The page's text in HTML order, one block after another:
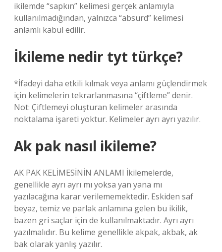
ikilemde “sapkın” kelimesi gerçek anlamıyla
kullanılmadığından, yalnızca “absurd” kelimesi
anlamlı kabul edilir.
İkileme nedir tyt türkçe?
*İfadeyi daha etkili kılmak veya anlamı güçlendirmek
için kelimelerin tekrarlanmasına “çiftleme” denir.
Not: Çiftlemeyi oluşturan kelimeler arasında
noktalama işareti yoktur. Kelimeler ayrı ayrı yazılır.
Ak pak nasıl ikileme?
AK PAK KELİMESİNİN ANLAMI İkilemelerde,
genellikle ayrı ayrı mı yoksa yan yana mı
yazılacağına karar verilememektedir. Eskiden saf
beyaz, temiz ve parlak anlamına gelen bu ikilik,
bazen gri saçlar için de kullanılmaktadır. Ayrı ayrı
yazılmalıdır. Bu kelime genellikle akpak, akbak, ak
bak olarak yanlış yazılır.